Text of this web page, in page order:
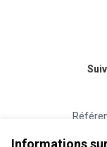
Informations